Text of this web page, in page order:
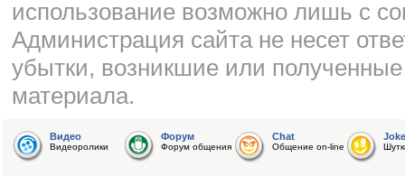
использование возможно лишь с
Администрация сайта не несет
убытки, возникшие или
материала.
Видео
Видеоролики
Форум
Форум общения
Chat
Общение on-line
Joke